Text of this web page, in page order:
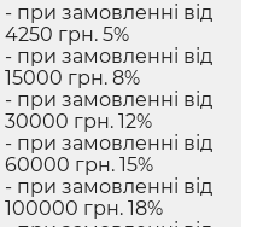
- при замовленні від
4250 грн. 5%
- при замовленні від
15000 грн. 8%
- при замовленні від
30000 грн. 12%
- при замовленні від
60000 грн. 15%
- при замовленні від
100000 грн. 18%